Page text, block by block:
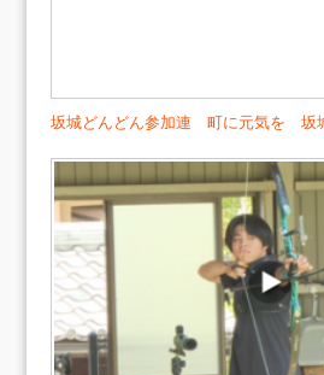
坂城どんどん参加連 町に元気を 坂